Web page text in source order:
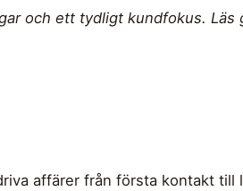
och ett tydligt kundfokus. Läs
affärer från första kontakt till